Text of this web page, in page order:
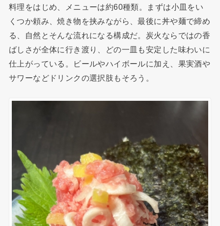
料理をはじめ、メニューは約60種類。まずは小皿をい
くつか頼み、焼き物を挟みながら、最後に丼や麺で締め
る、自然とそんな流れになる構成だ。炭火ならではの香
ばしさが全体に行き渡り、どの一皿も安定した味わいに
仕上がっている。ビールやハイボールに加え、果実酒や
サワーなどドリンクの選択肢もそろう。